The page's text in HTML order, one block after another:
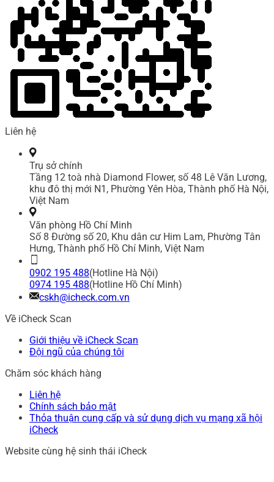
Liên hệ
Trụ sở chính
Tầng 12 toà nhà Diamond Flower, số 48 Lê Văn Lương,
khu đô thị mới N1, Phường Yên Hòa, Thành phố Hà Nội,
Việt Nam
Văn phòng Hồ Chí Minh
Số 8 Đường số 20, Khu dân cư Him Lam, Phường Tân
Hưng, Thành phố Hồ Chí Minh, Việt Nam
0902 195 488(Hotline Hà Nội)
0974 195 488(Hotline Hồ Chí Minh)
cskh@icheck.com.vn
Về iCheck Scan
Giới thiệu về iCheck Scan
Đội ngũ của chúng tôi
Chăm sóc khách hàng
Liên hệ
Chính sách bảo mật
Thỏa thuận cung cấp và sử dụng dịch vụ mạng xã hội
iCheck
Website cùng hệ sinh thái iCheck